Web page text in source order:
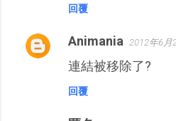
回覆
Animania 2012年6月
連結被移除了?
回覆